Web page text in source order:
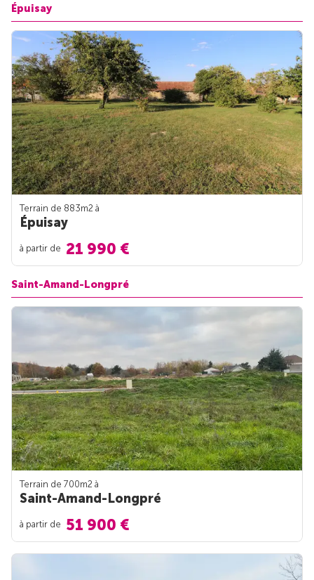
Épuisay
Terrain de 883m2 à
Épuisay
à partir de 21 990 €
Saint-Amand-Longpré
Terrain de 700m2 à
Saint-Amand-Longpré
à partir de 51 900 €